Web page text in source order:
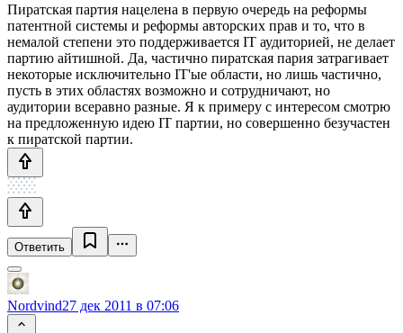
Пиратская партия нацелена в первую очередь на реформы
патентной системы и реформы авторских прав и то, что в
немалой степени это поддерживается IT аудиторией, не делает
партию айтишной. Да, частично пиратская пария затрагивает
некоторые исключительно IT'ые области, но лишь частично,
пусть в этих областях возможно и сотрудничают, но
аудитории всеравно разные. Я к примеру с интересом смотрю
на предложенную идею IT партии, но совершенно безучастен
к пиратской партии.
Ответить
Nordvind27 дек 2011 в 07:06